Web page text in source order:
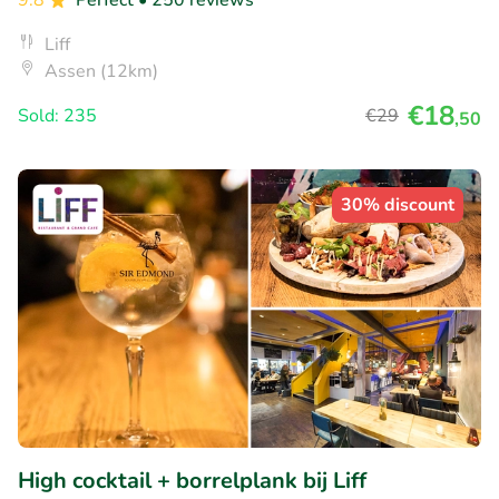
Liff
Assen (12km)
Sold: 235
€29 €18,50
30% discount
High cocktail + borrelplank bij Liff